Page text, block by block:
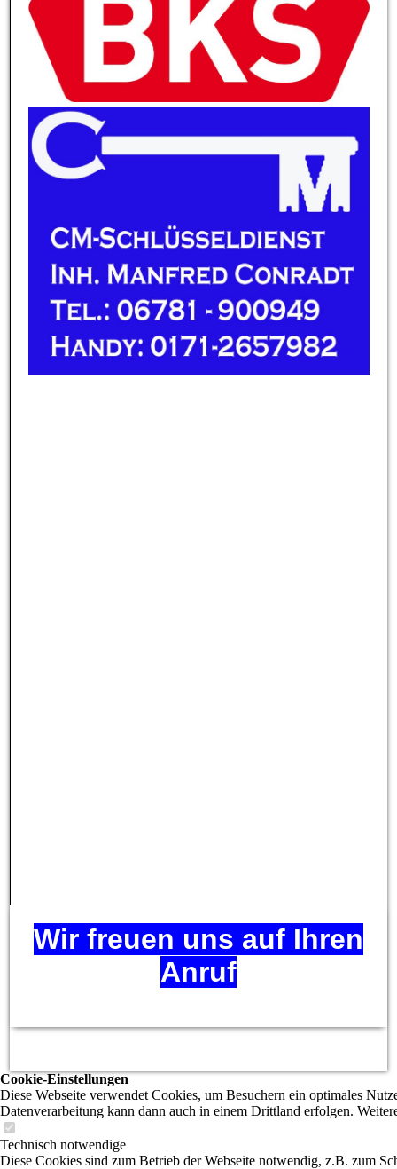
Wir freuen uns auf Ihren
Anruf
Cookie-Einstellungen
Diese Webseite verwendet Cookies, um Besuchern ein optimales
Datenverarbeitung kann dann auch in einem Drittland erfolgen.
Technisch notwendige
Diese Cookies sind zum Betrieb der Webseite notwendig, z.B. zum